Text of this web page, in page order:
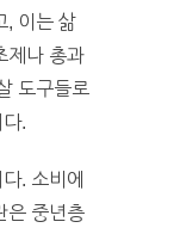
, 이는 삶
제나 총과
도구들로
.
. 소비에
은 중년층